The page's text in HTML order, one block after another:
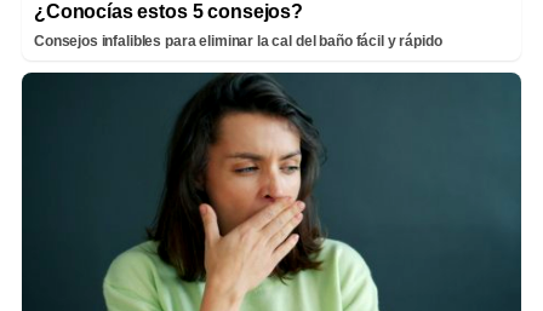
¿Conocías estos 5 consejos?
Consejos infalibles para eliminar la cal del baño fácil y rápido